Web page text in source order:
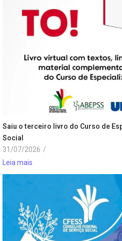
Saiu o terceiro livro do Curso de
Social
31/07/2026 /
Leia mais